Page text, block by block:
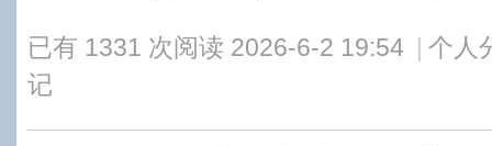
已有 1331 次阅读 2026-6-2 19:54
个人
记